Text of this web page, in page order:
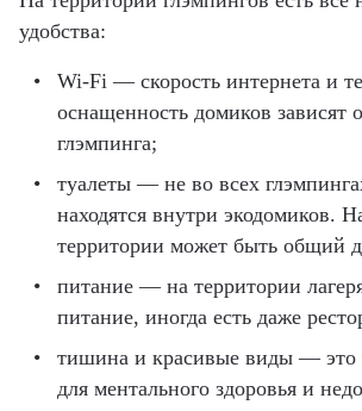
удобства:
Wi-Fi — скорость интернета и
оснащенность домиков зависят
глэмпинга;
туалеты — не во всех
находятся внутри экодомиков.
территории может быть общий
питание — на территории
питание, иногда есть даже
тишина и красивые виды — это
для ментального здоровья и